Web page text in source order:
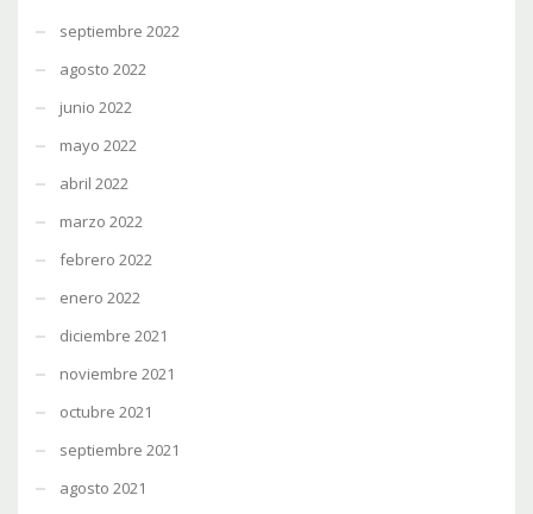
septiembre 2022
agosto 2022
junio 2022
mayo 2022
abril 2022
marzo 2022
febrero 2022
enero 2022
diciembre 2021
noviembre 2021
octubre 2021
septiembre 2021
agosto 2021